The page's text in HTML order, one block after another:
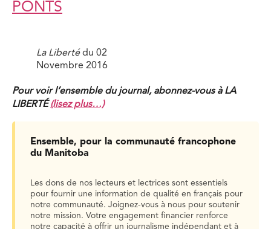
PONTS
La Libertédu 02
Novembre 2016
Pour voir l’ensemble du journal, abonnez-vous à LA
LIBERTÉ(lisez plus…)
Ensemble, pour la communauté francophone
du Manitoba
Les dons de nos lecteurs et lectrices sont essentiels
pour fournir une information de qualité en français pour
notre communauté. Joignez-vous à nous pour soutenir
notre mission. Votre engagement financier renforce
notre capacité à offrir un journalisme indépendant et à